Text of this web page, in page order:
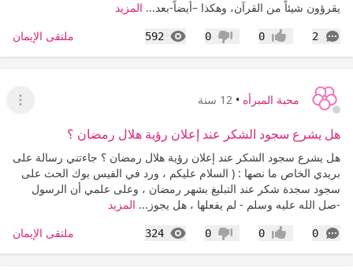
يقرؤون شيئاً من القرآن، وهكذا –أيضاً-بعد... المزيد
2
التعليقات إعجاب0 عدم إعجاب
0
592
المشاهدات ملتقى الإيمان
محبة المبرأه • 12 سنة
عرض
هل يشرع سجود الشكر عند إعلان رؤية هلال رمضان ؟
هل يشرع سجود الشكر عند إعلان رؤية هلال رمضان ؟ جاءتني رسالة على
بريدي الخاص ما نصها : ( السلام عليكم ، ورد في الفيس بوك الحث على
سجود سجدة شكر عند التبليغ بشهر رمضان ، وعلى علمي أن الرسول
-صل الله عليه وسلم - لم يفعلها ، هل يجوز... المزيد
0
التعليقات إعجاب0 عدم إعجاب
0
324
المشاهدات ملتقى الإيمان